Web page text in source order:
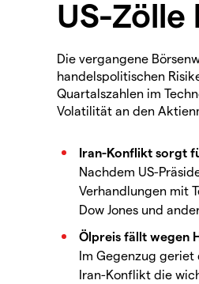
US-Zölle
Die vergangene
handelspolitischen
Quartalszahlen im
Volatilität an den
Iran-Konflikt sorgt
Nachdem US-
Verhandlungen mit
Dow Jones und
Ölpreis fällt wegen
Im Gegenzug geriet
Iran-Konflikt die